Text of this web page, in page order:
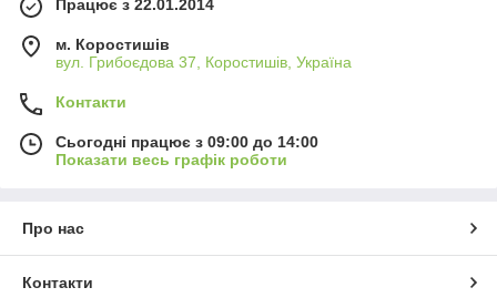
Працює з 22.01.2014
м. Коростишів
вул. Грибоєдова 37, Коростишів, Україна
Контакти
Сьогодні працює з 09:00 до 14:00
Показати весь графік роботи
Про нас
Контакти